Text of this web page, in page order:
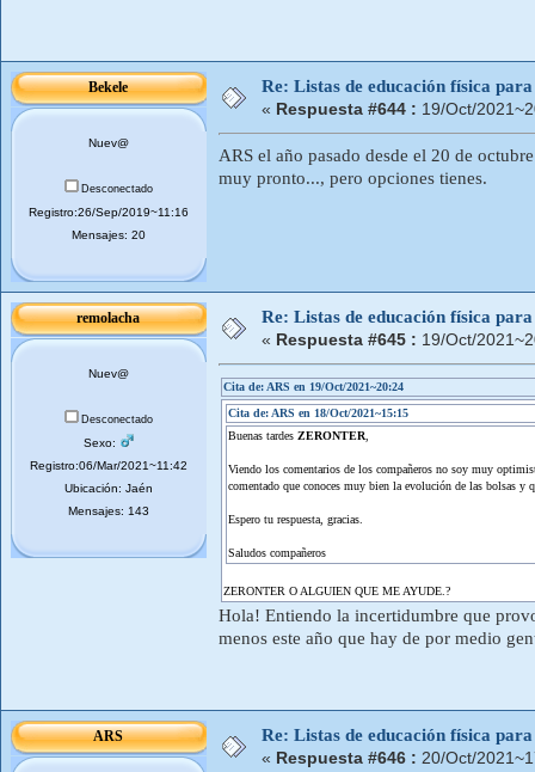
Bekele
Nuev@
Desconectado
Registro:26/Sep/2019~11:16
Mensajes: 20
Re: Listas de educación física
« Respuesta #644 : 19/Oct/
ARS el año pasado desde el 20 de
muy pronto..., pero opciones tienes.
remolacha
Nuev@
Desconectado
Sexo:
Registro:06/Mar/2021~11:42
Ubicación: Jaén
Mensajes: 143
Re: Listas de educación física
« Respuesta #645 : 19/Oct/
Cita de: ARS en 19/Oct/2021~20:24
Cita de: ARS en 18/Oct/2021~15:15
Buenas tardes ZERONTER
Viendo los comentarios de los compañeros no soy muy
comentado que conoces muy bien la evolución de las bolsas y
Espero tu respuesta, gracias.
Saludos compañeros
ZERONTER O ALGUIEN QUE ME AYUDE.?
Hola! Entiendo la incertidumbre que
menos este año que hay de por medio
ARS Re: Listas de educación física
« Respuesta #646 : 20/Oct/